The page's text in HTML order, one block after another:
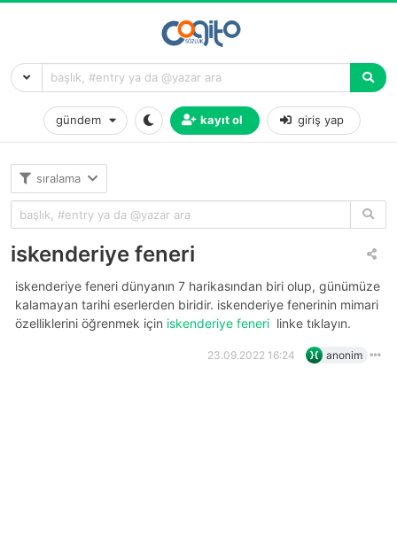
gündem kayıt ol giriş yap
sıralama
iskenderiye feneri
i̇skenderiye feneri dünyanın 7 harikasından biri olup, günümüze
kalamayan tarihi eserlerden biridir. i̇skenderiye fenerinin mimari
özelliklerini öğrenmek için i̇skenderiye feneri linke tıklayın.
23.09.2022 16:24 anonim